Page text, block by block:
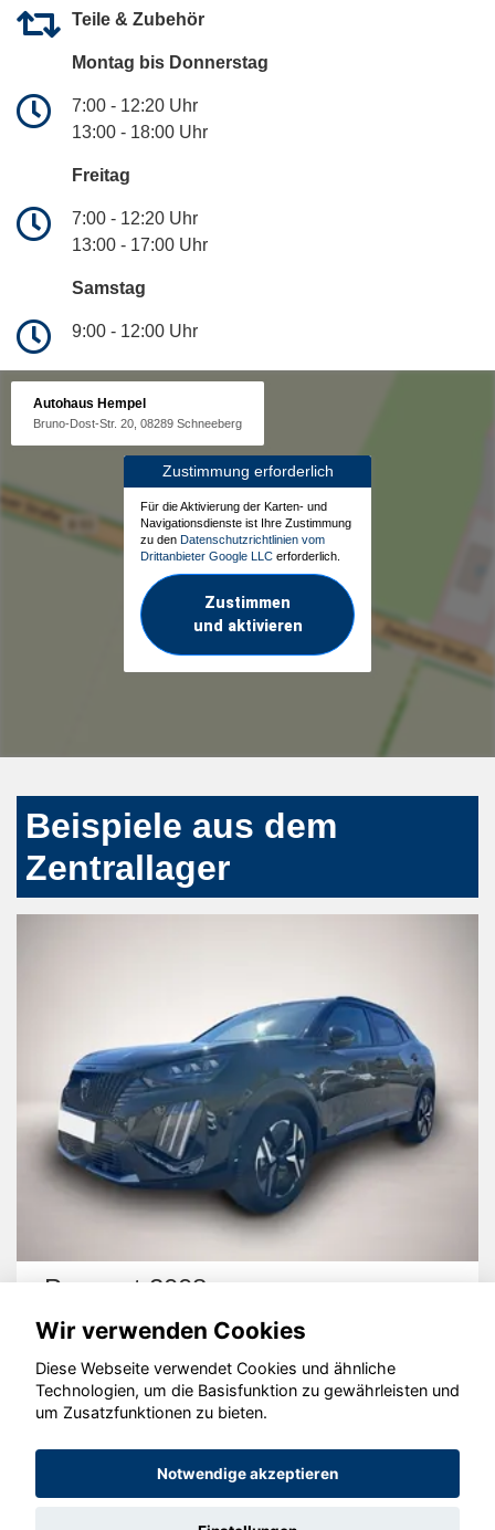
Teile & Zubehör
Montag bis Donnerstag
7:00 - 12:20 Uhr
13:00 - 18:00 Uhr
Freitag
7:00 - 12:20 Uhr
13:00 - 17:00 Uhr
Samstag
9:00 - 12:00 Uhr
Autohaus Hempel
Bruno-Dost-Str. 20, 08289 Schneeberg
Zustimmung erforderlich
Für die Aktivierung der Karten- und
Navigationsdienste ist Ihre Zustimmung
zu den Datenschutzrichtlinien vom
Drittanbieter Google LLC erforderlich.
Zustimmen
und aktivieren
Beispiele aus dem
Zentrallager
Peugeot 2008
© konjunkturmotor.de GmbH 2020 - 2026
Wir verwenden Cookies
Diese Webseite verwendet Cookies und ähnliche
Technologien, um die Basisfunktion zu gewährleisten und
um Zusatzfunktionen zu bieten.
Notwendige akzeptieren